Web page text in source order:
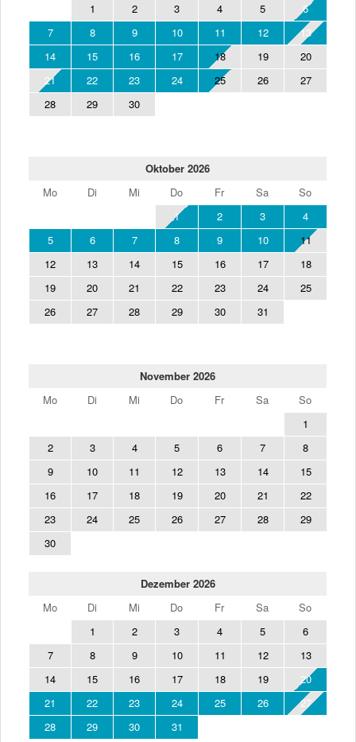
1
2 3 4 5
6
7
8 9 10 11 12
13
14
15 16 17 18 19
20
21
22 23 24 25 26
27
28
29 30
Oktober 2026
Mo
Di Mi Do Fr Sa
So
1
2 3
4
5
6 7 8 9 10
11
12
13 14 15 16 17
18
19
20 21 22 23 24
25
26
27 28 29 30 31
November 2026
Mo
Di Mi Do Fr Sa
So
1
2
3 4 5 6 7
8
9
10 11 12 13 14
15
16
17 18 19 20 21
22
23
24 25 26 27 28
29
30
Dezember 2026
Mo
Di Mi Do Fr Sa
So
1
2 3 4 5
6
7
8 9 10 11 12
13
14
15 16 17 18 19
20
21
22 23 24 25 26
27
28
29 30 31